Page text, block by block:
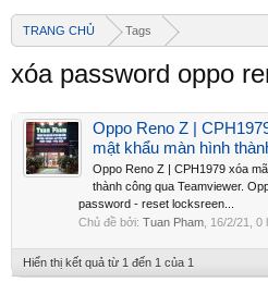
TRANG CHỦ Tags
xóa password oppo
Oppo Reno Z |
mật khẩu màn hình
Oppo Reno Z | CPH1979 xóa
thành công qua Teamviewer.
password - reset locksreen...
Chủ đề bởi: Tuan Pham 16/2/21 ,
Hiển thị kết quả từ 1 đến 1 của 1